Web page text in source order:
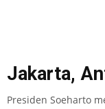
Jakarta,
Presiden Soeharto